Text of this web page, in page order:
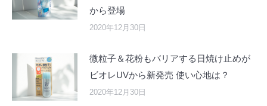
から登場
2020年12月30日
微粒子＆花粉もバリアする日焼け止めが
ビオレUVから新発売 使い心地は？
2020年12月30日